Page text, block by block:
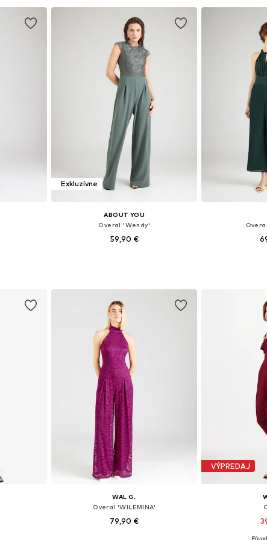
Exkluzívne
ABOUT YOU
Overal 'Wendy'
59,90 €
WAL G.
Overal 'WILEMINA'
79,90 €
VÝPREDAJ